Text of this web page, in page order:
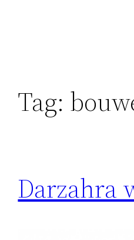
Tag:
Darzahra